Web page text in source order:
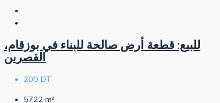
للبيع: قطعة أرض صالحة للبناء في بوزقام،
القصرين
200 DT
5722 m²